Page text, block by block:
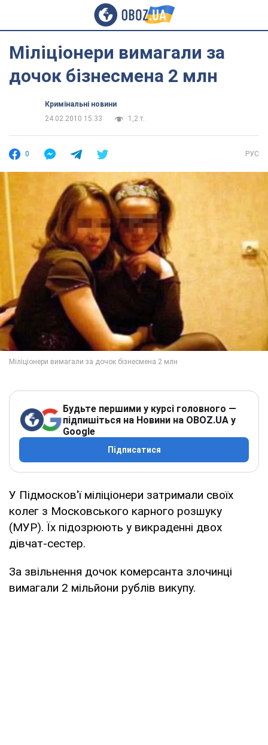
Міліціонери вимагали за
дочок бізнесмена 2 млн
Кримінальні новини
24.02.2010 15:33
1,2 т.
0 РУС
Будьте першими у курсі головного —
підпишіться на Новини на OBOZ.UA у
Google
Підписатися
У Підмосков'ї міліціонери затримали своїх
колег з Московського карного розшуку
(МУР). Їх підозрюють у викраденні двох
дівчат-сестер.
За звільнення дочок комерсанта злочинці
вимагали 2 мільйони рублів викупу.